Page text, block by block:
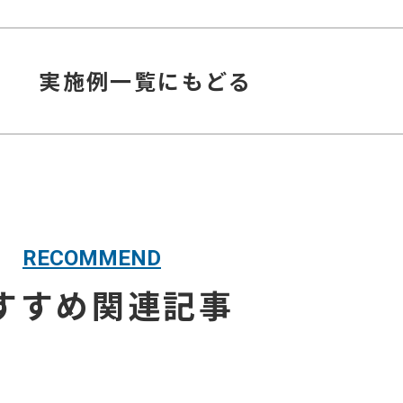
実施例一覧にもどる
RECOMMEND
すめ関連記事